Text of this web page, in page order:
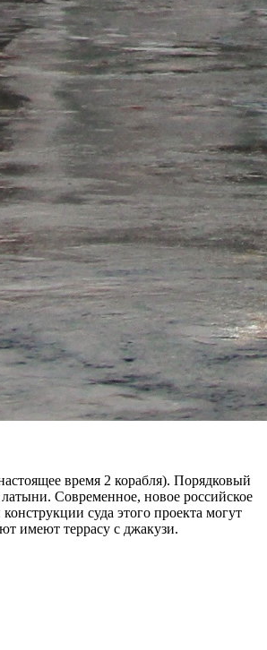
время 2 корабля). Порядковый
Современное, новое российское
суда этого проекта могут
имеют террасу с джакузи.